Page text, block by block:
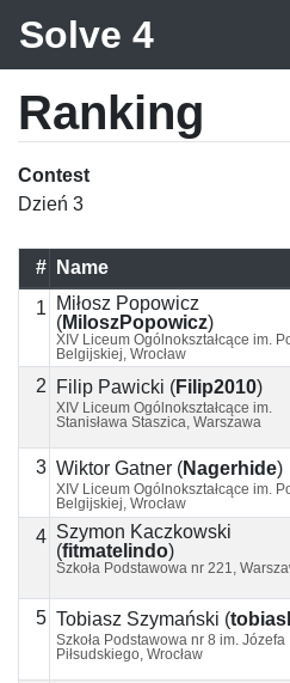
Solve 4
Ranking
Contest
Dzień 3
# Name
1
Miłosz Popowicz
(MiloszPopowicz)
XIV Liceum Ogólnokształcące im.
Belgijskiej, Wrocław
2 Filip Pawicki (Filip2010)
XIV Liceum Ogólnokształcące im.
Stanisława Staszica, Warszawa
3 Wiktor Gatner (Nagerhide)
XIV Liceum Ogólnokształcące im.
Belgijskiej, Wrocław
4 Szymon Kaczkowski
(fitmatelindo)
Szkoła Podstawowa nr 221,
5 Tobiasz Szymański (
Szkoła Podstawowa nr 8 im. Józefa
Piłsudskiego, Wrocław